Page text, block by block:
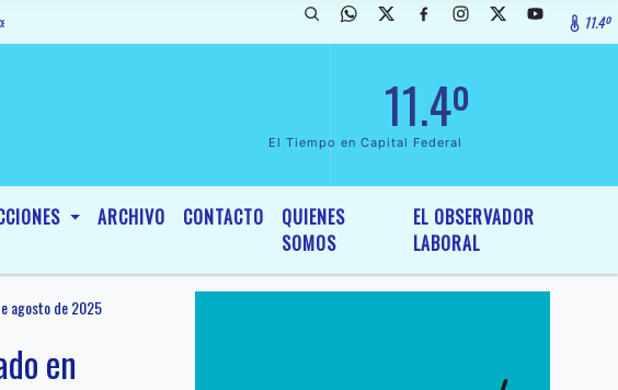
fue declarada de InterÃ©s General y Legislativo, por Ordenanza NÂº 6236/19 del11.4º
11.4º
El Tiempo en Capital Federal
ARCHIVO CONTACTO
QUIENES
SOMOS
EL OBSERVADOR
LABORAL
agosto de 2025
en